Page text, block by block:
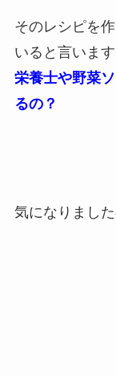
そのレシピを
いると言います
栄養士や野菜
るの？
気になりまし